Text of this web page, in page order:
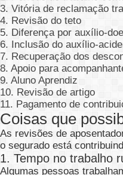
3. Vitória de reclamação
4. Revisão do teto
5. Diferença por auxílio-
6. Inclusão do auxílio-
7. Recuperação dos
8. Apoio para
9. Aluno Aprendiz
10. Revisão de artigo
11. Pagamento de
Coisas que
As revisões de
o segurado está
1. Tempo no trabalho
Algumas pessoas